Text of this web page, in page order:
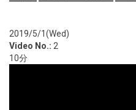
2019/5/1(Wed)
Video No.: 2
10分